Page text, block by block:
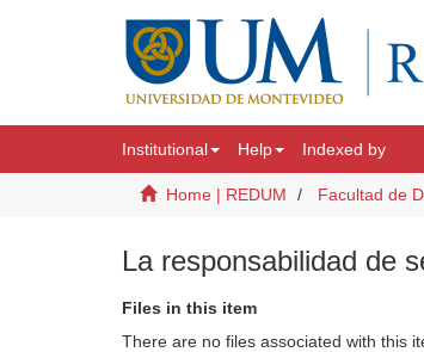
Institutional Help Indexed by
Home | REDUM Facultad de
La responsabilidad de
Files in this item
There are no files associated with this